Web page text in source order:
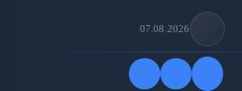
07.08.2026